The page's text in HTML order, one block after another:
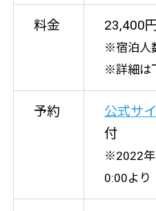
料金 23,400
※宿泊人
※詳細は
予約 公式サ
付
※2022年
0:00より